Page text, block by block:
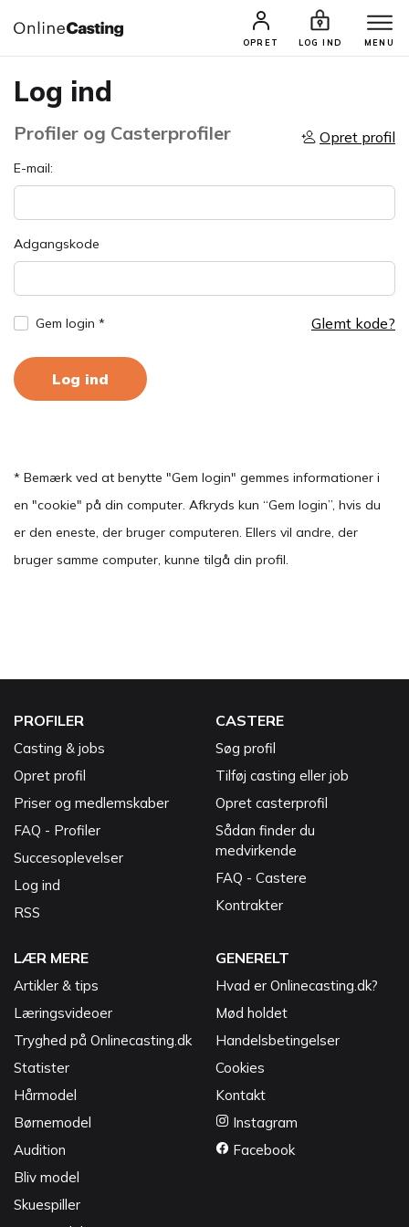
OPRET LOG IND MENU
Log ind
Profiler og Casterprofiler Opret profil
E-mail:
Adgangskode
Gem login * Glemt kode?
Log ind
* Bemærk ved at benytte "Gem login" gemmes informationer i
en "cookie" på din computer. Afkryds kun “Gem login”, hvis du
er den eneste, der bruger computeren. Ellers vil andre, der
bruger samme computer, kunne tilgå din profil.
PROFILER
Casting & jobs
Opret profil
Priser og medlemskaber
FAQ - Profiler
Succesoplevelser
Log ind
RSS
CASTERE
Søg profil
Tilføj casting eller job
Opret casterprofil
Sådan finder du
medvirkende
FAQ - Castere
Kontrakter
LÆR MERE
Artikler & tips
Læringsvideoer
Tryghed på Onlinecasting.dk
Statister
Hårmodel
Børnemodel
Audition
Bliv model
Skuespiller
GENERELT
Hvad er Onlinecasting.dk?
Mød holdet
Handelsbetingelser
Cookies
Kontakt
Instagram
Facebook